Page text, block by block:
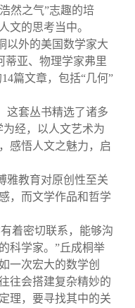
然之气”志趣的培
文的思考当中。
以外的美国数学家大
蒂亚、物理学家弗里
篇文章，包括“几何”
这套丛书精选了诸多
经，以人文艺术为
感悟人文之魅力，启
雅教育对原创性至关
，而文学作品和哲学
着密切联系，能够沟
科学家。”丘成桐举
一次宏大的数学创
往会搭建复杂精妙的
理，要寻找其中的关